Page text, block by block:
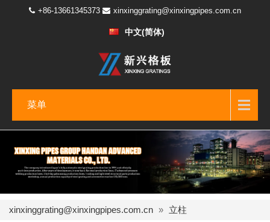
+86-13661345373 xinxinggrating@xinxingpipes.com.cn
中文(简体)
菜单
xinxinggrating@xinxingpipes.com.cn » 立柱